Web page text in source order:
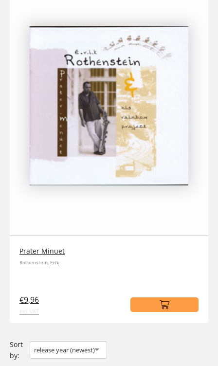
Prater Minuet
Rothenstein, Erik
€9,96
incl. VAT
Sort
by:
release year (newest)